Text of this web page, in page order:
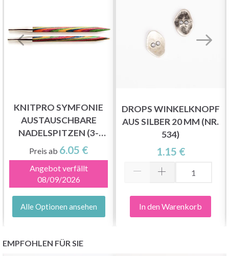
KNITPRO SYMFONIE
AUSTAUSCHBARE
NADELSPITZEN (3-
15.00MM)
Preis ab 6.05 €
Angebot verfällt
08/09/2026
Alle Optionen ansehen
DROPS WINKELKNOPF
AUS SILBER 20 MM (NR.
534)
1.15 €
In den Warenkorb
EMPFOHLEN FÜR SIE